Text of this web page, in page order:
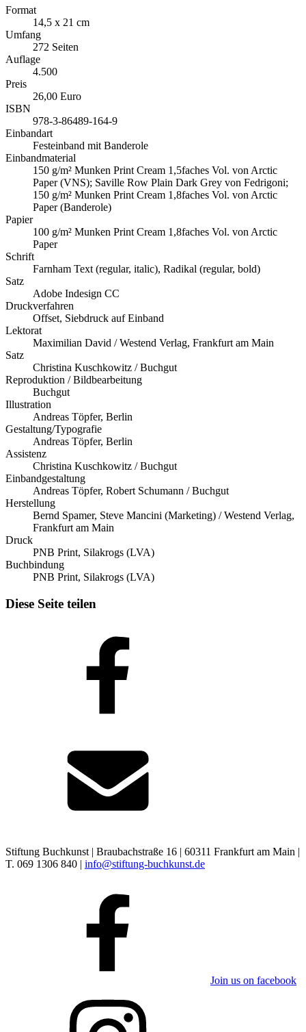
Format
14,5 x 21 cm
Umfang
272 Seiten
Auflage
4.500
Preis
26,00 Euro
ISBN
978-3-86489-164-9
Einbandart
Festeinband mit Banderole
Einbandmaterial
150 g/m² Munken Print Cream 1,5faches Vol. von Arctic
Paper (VNS); Saville Row Plain Dark Grey von Fedrigoni;
150 g/m² Munken Print Cream 1,8faches Vol. von Arctic
Paper (Banderole)
Papier
100 g/m² Munken Print Cream 1,8faches Vol. von Arctic
Paper
Schrift
Farnham Text (regular, italic), Radikal (regular, bold)
Satz
Adobe Indesign CC
Druckverfahren
Offset, Siebdruck auf Einband
Lektorat
Maximilian David / Westend Verlag, Frankfurt am Main
Satz
Christina Kuschkowitz / Buchgut
Reproduktion / Bildbearbeitung
Buchgut
Illustration
Andreas Töpfer, Berlin
Gestaltung/Typografie
Andreas Töpfer, Berlin
Assistenz
Christina Kuschkowitz / Buchgut
Einbandgestaltung
Andreas Töpfer, Robert Schumann / Buchgut
Herstellung
Bernd Spamer, Steve Mancini (Marketing) / Westend Verlag,
Frankfurt am Main
Druck
PNB Print, Silakrogs (LVA)
Buchbindung
PNB Print, Silakrogs (LVA)
Diese Seite teilen
Stiftung Buchkunst | Braubachstraße 16 | 60311 Frankfurt am Main |
T. 069 1306 840 | info@stiftung-buchkunst.de
Join us on facebook